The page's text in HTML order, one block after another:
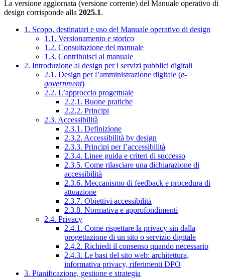
La versione aggiornata (versione corrente) del Manuale operativo di
design corrisponde alla 2025.1.
1. Scopo, destinatari e uso del Manuale operativo di design
1.1. Versionamento e storico
1.2. Consultazione del manuale
1.3. Contribuisci al manuale
2. Introduzione al design per i servizi pubblici digitali
2.1. Design per l’amministrazione digitale (e-
government)
2.2. L’approccio progettuale
2.2.1. Buone pratiche
2.2.2. Principi
2.3. Accessibilità
2.3.1. Definizione
2.3.2. Accessibilità by design
2.3.3. Principi per l’accessibilità
2.3.4. Linee guida e criteri di successo
2.3.5. Come rilasciare una dichiarazione di
accessibilità
2.3.6. Meccanismo di feedback e procedura di
attuazione
2.3.7. Obiettivi accessibilità
2.3.8. Normativa e approfondimenti
2.4. Privacy
2.4.1. Come rispettare la privacy sin dalla
progettazione di un sito o servizio digitale
2.4.2. Richiedi il consenso quando necessario
2.4.3. Le basi del sito web: architettura,
informativa privacy, riferimenti DPO
3. Pianificazione, gestione e strategia